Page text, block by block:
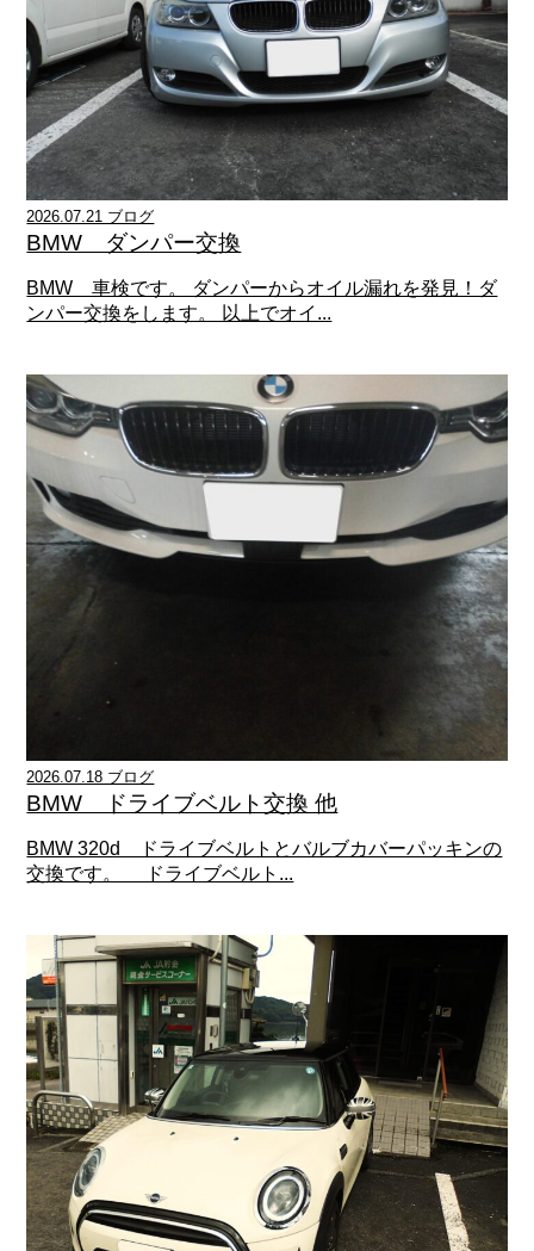
2026.07.21 ブログ
BMW ダンパー交換
BMW 車検です。 ダンパーからオイル漏れを発見！ダ
ンパー交換をします。 以上でオイ...
2026.07.18 ブログ
BMW ドライブベルト交換 他
BMW 320d ドライブベルトとバルブカバーパッキンの
交換です。 ドライブベルト...